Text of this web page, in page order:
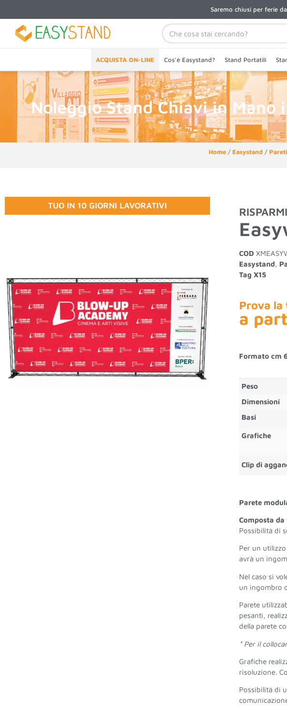
Saremo chiusi per ferie
ACQUISTA ON-LINE Cos’è Easystand? Stand Portatili
Noleggio Stand Chiavi in Mano
Home / Easystand /
TUO IN 10 GIORNI LAVORATIVI
COD
Easystand,
Tag X15
Prova la
a
Formato cm
Peso
Dimensioni
Basi
Grafiche
Clip di
Parete
Composta
Possibilità di
Per un
avrà un
Nel caso si
un ingombro
Parete
pesanti,
della parete
* Per il
Grafiche
risoluzione.
Possibilità di